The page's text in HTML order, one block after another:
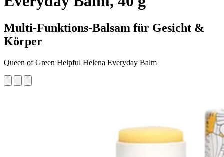
Multi-Funktions-Balsam für Gesicht &
Körper
Queen of Green Helpful Helena Everyday Balm